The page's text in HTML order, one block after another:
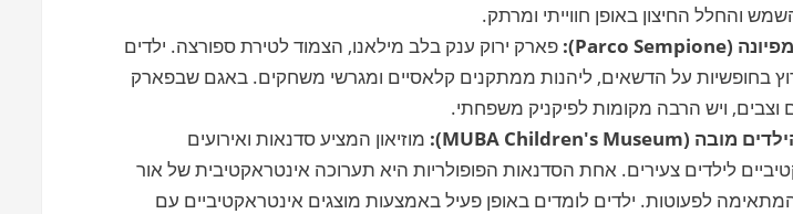
והחלל החיצון באופן חווייתי ומרתק.
(Parco Sempione):
פארק ירוק ענק בלב מילאנו, הצמוד לטירת ספורצה. ילדים
בחופשיות על הדשאים, ליהנות ממתקנים קלאסיים ומגרשי משחקים. באגם שבפארק
וצבים, ויש הרבה מקומות לפיקניק משפחתי.
מובה (MUBA Children's Museum):
מוזיאון המציע סדנאות ואירועים
לילדים צעירים. אחת הסדנאות הפופולריות היא תערוכה אינטראקטיבית של אור
לפעוטות. ילדים לומדים באופן פעיל באמצעות מוצגים אינטראקטיביים עם